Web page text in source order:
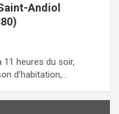
Andiol
11 heures du soir,
d’habitation,…